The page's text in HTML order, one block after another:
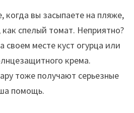
erвы засыпаете на пляже,
спелый томат. Неприятно?
своем месте куст огурца или
крема.
тоже получают серьезные
помощь.